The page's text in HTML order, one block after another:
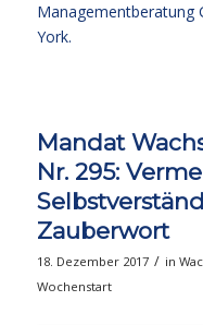
Managementberatung
York.
Mandat
Nr. 295:
Zauberwort
18. Dezember 2017 / in
Wochenstart